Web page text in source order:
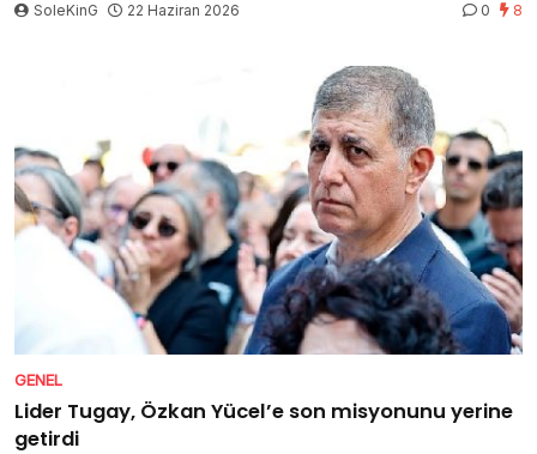
SoleKinG 22 Haziran 2026 0 8
GENEL
Lider Tugay, Özkan Yücel’e son misyonunu yerine
getirdi